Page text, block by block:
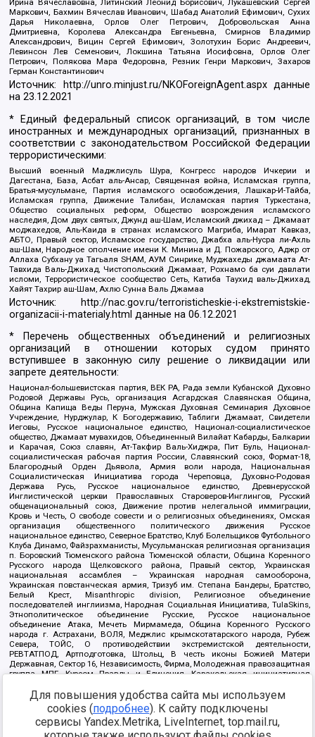
Ирина Вячеславовна, Литинский Леонид Борисович, Лукашевский Сергей
Маркович, Бахмин Вячеслав Иванович, Шабад Анатолий Ефимович, Сухих
Дарья Николаевна, Орлов Олег Петрович, Добровольская Анна
Дмитриевна, Королева Александра Евгеньевна, Смирнов Владимир
Александрович, Вицин Сергей Ефимович, Золотухин Борис Андреевич,
Левинсон Лев Семенович, Локшина Татьяна Иосифовна, Орлов Олег
Петрович, Полякова Мара Федоровна, Резник Генри Маркович, Захаров
Герман Константинович
Источник: http://unro.minjust.ru/NKOForeignAgent.aspxданные
на23.12.2021
* Единый федеральный список организаций, в том числе
иностранных и международных организаций, признанных в
соответствии с законодательством Российской Федерации
террористическими:
Высший военный Маджлисуль Шура, Конгресс народов Ичкерии и
Дагестана, База, Асбат аль-Ансар, Священная война, Исламская группа,
Братья-мусульмане, Партия исламского освобождения, Лашкар-И-Тайба,
Исламская группа, Движение Талибан, Исламская партия Туркестана,
Общество социальных реформ, Общество возрождения исламского
наследия, Дом двух святых, Джунд аш-Шам, Исламский джихад – Джамаат
моджахедов, Аль-Каида в странах исламского Магриба, Имарат Кавказ,
АБТО, Правый сектор, Исламское государство, Джабха аль-Нусра ли-Ахль
аш-Шам, Народное ополчение имени К. Минина и Д. Пожарского, Аджр от
Аллаха Субхану уа Тагьаля SHAM, АУМ Синрике, Муджахеды джамаата Ат-
Тавхида Валь-Джихад, Чистопольский Джамаат, Рохнамо ба суи давлати
исломи, Террористическое сообщество Сеть, Катиба Таухид валь-Джихад,
Хайят Тахрир аш-Шам, Ахлю Сунна Валь Джамаа
Источник:
http://nac.gov.ru/terroristicheskie-i-ekstremistskie-
organizacii-i-materialy.html данные на06.12.2021
* Перечень общественных объединений и религиозных
организаций в отношении которых судом принято
вступившее в законную силу решение о ликвидации или
запрете деятельности:
Национал-большевистская партия, ВЕК РА, Рада земли Кубанской Духовно
Родовой Державы Русь, организация Асгардская Славянская Община,
Община Капища Веды Перуна, Мужская Духовная Семинария Духовное
Учреждение, Нурджулар, К Богодержавию, Таблиги Джамаат, Свидетели
Иеговы, Русское национальное единство, Национал-социалистическое
общество, Джамаат мувахидов, Объединенный Вилайат Кабарды, Балкарии
и Карачая, Союз славян, Ат-Такфир Валь-Хиджра, Пит Буль, Национал-
социалистическая рабочая партия России, Славянский союз, Формат-18,
Благородный Орден Дьявола, Армия воли народа, Национальная
Социалистическая Инициатива города Череповца, Духовно-Родовая
Держава Русь, Русское национальное единство, Древнерусской
Инглистической церкви Православных Староверов-Инглингов, Русский
общенациональный союз, Движение против нелегальной иммиграции,
Кровь и Честь, О свободе совести и о религиозных объединениях, Омская
организация общественного политического движения Русское
национальное единство, Северное Братство, Клуб Болельщиков Футбольного
Клуба Динамо, Файзрахманисты, Мусульманская религиозная организация
п. Боровский Тюменского района Тюменской области, Община Коренного
Русского народа Щелковского района, Правый сектор, Украинская
национальная ассамблея – Украинская народная самооборона,
Украинская повстанческая армия, Тризуб им. Степана Бандеры, Братство,
Белый Крест, Misanthropic division, Религиозное объединение
последователей инглиизма, Народная Социальная Инициатива, TulaSkins,
Этнополитическое объединение Русские, Русское национальное
объединение Атака, Мечеть Мирмамеда, Община Коренного Русского
народа г. Астрахани, ВОЛЯ, Меджлис крымскотатарского народа, Рубеж
Севера, ТОЙС, О противодействии экстремистской деятельности,
РЕВТАТПОД, Артподготовка, Штольц, В честь иконы Божией Матери
Державная, Сектор 16, Независимость, Фирма, Молодежная правозащитная
группа МПГ, Курсом Правды и Единения, Каракольская инициативная
Благотворительный пансионат Ак Умут, Русская республика Русь,
Арестантское уголовное единство, Башкорт, Нация и свобода, W.H.С., Фалунь
Дафа, Иртыш Ultras, Русский Патриотический клуб-Новокузнецк/РПК,
Сибирский державный союз, Фонд борьбы с коррупцией, Фонд защиты прав
граждан, Штабы Навального, Совет граждан СССР Прикубанского округа г.
Для повышения удобства сайта мы используем
cookies (подробнее). К сайту подключены
сервисы Yandex.Metrika, LiveInternet, top.mail.ru,